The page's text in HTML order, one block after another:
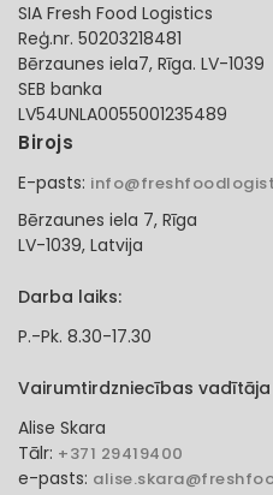
SIA Fresh Food Logistics
Reģ.nr. 50203218481
Bērzaunes iela7, Rīga. LV-1039
SEB banka
LV54UNLA0055001235489
Birojs
E-pasts:
Bērzaunes iela 7, Rīga
LV-1039, Latvija
Darba laiks:
P.-Pk. 8.30-17.30
Vairumtirdzniecības vadītāja
Alise Skara
Tālr: +371 29419400
e-pasts: